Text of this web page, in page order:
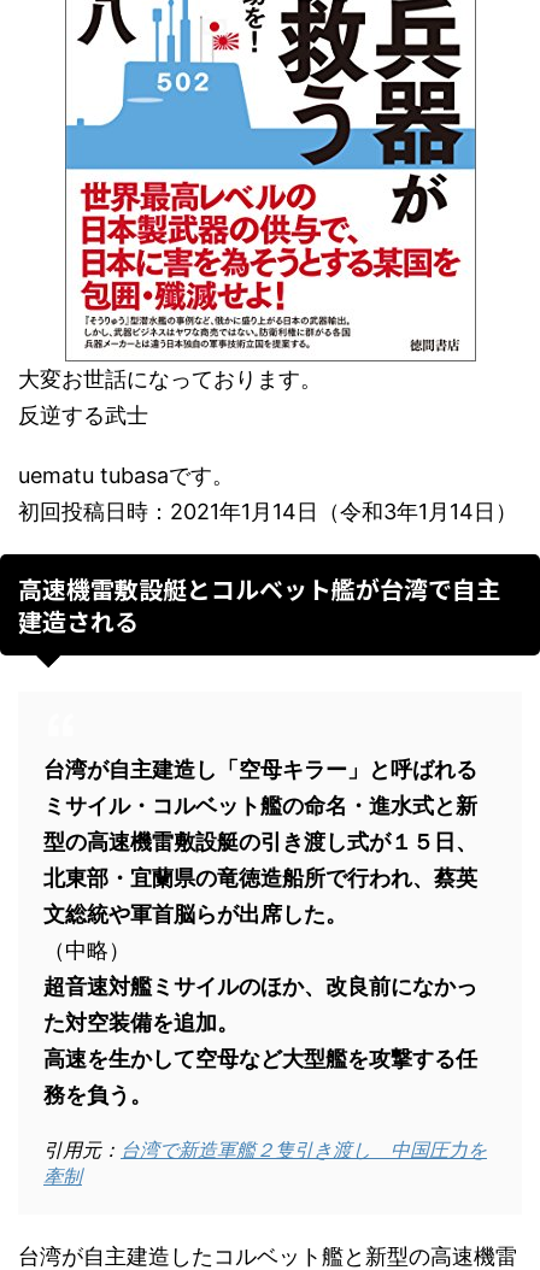
大変お世話になっております。
反逆する武士
uematu tubasaです。
初回投稿日時：2021年1月14日（令和3年1月14日）
高速機雷敷設艇とコルベット艦が台湾で自主
建造される
台湾が自主建造し「空母キラー」と呼ばれる
ミサイル・コルベット艦の命名・進水式と新
型の高速機雷敷設艇の引き渡し式が１５日、
北東部・宜蘭県の竜徳造船所で行われ、蔡英
文総統や軍首脳らが出席した。
（中略）
超音速対艦ミサイルのほか、改良前になかっ
た対空装備を追加。
高速を生かして空母など大型艦を攻撃する任
務を負う。
引用元： 台湾で新造軍艦２隻引き渡し 中国圧力を
牽制
台湾が自主建造したコルベット艦と新型の高速機雷